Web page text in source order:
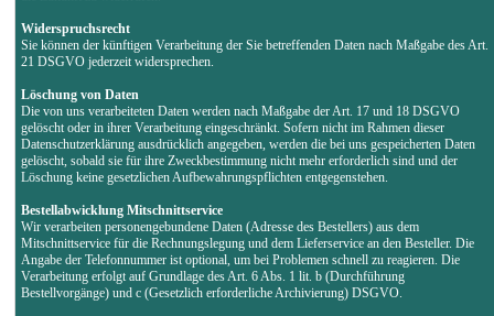
Widerspruchsrecht
Sie können der künftigen Verarbeitung der Sie betreffenden Daten nach Maßgabe des Art.
21 DSGVO jederzeit widersprechen.
Löschung von Daten
Die von uns verarbeiteten Daten werden nach Maßgabe der Art. 17 und 18 DSGVO
gelöscht oder in ihrer Verarbeitung eingeschränkt. Sofern nicht im Rahmen dieser
Datenschutzerklärung ausdrücklich angegeben, werden die bei uns gespeicherten Daten
gelöscht, sobald sie für ihre Zweckbestimmung nicht mehr erforderlich sind und der
Löschung keine gesetzlichen Aufbewahrungspflichten entgegenstehen.
Bestellabwicklung Mitschnittservice
Wir verarbeiten personengebundene Daten (Adresse des Bestellers) aus dem
Mitschnittservice für die Rechnungslegung und dem Lieferservice an den Besteller. Die
Angabe der Telefonnummer ist optional, um bei Problemen schnell zu reagieren. Die
Verarbeitung erfolgt auf Grundlage des Art. 6 Abs. 1 lit. b (Durchführung
Bestellvorgänge) und c (Gesetzlich erforderliche Archivierung) DSGVO.